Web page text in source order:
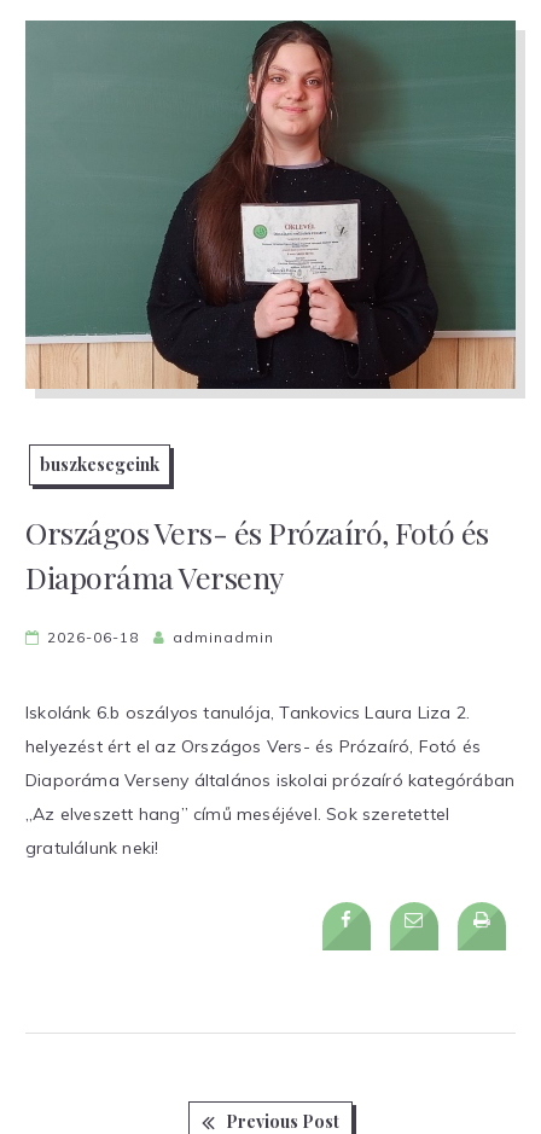
buszkesegeink
Országos Vers- és Prózaíró, Fotó és
Diaporáma Verseny
2026-06-18 adminadmin
Iskolánk 6.b oszályos tanulója, Tankovics Laura Liza 2.
helyezést ért el az Országos Vers- és Prózaíró, Fotó és
Diaporáma Verseny általános iskolai prózaíró kategórában
„Az elveszett hang” című meséjével. Sok szeretettel
gratulálunk neki!
Previous Post